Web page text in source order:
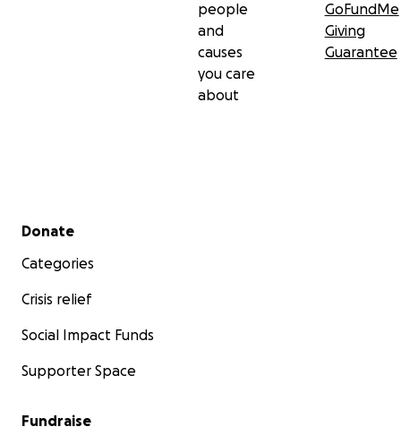
people
and
causes
you care
about
GoFundMe
Giving
Guarantee
Secondary menu
Donate
Categories
Crisis relief
Social Impact Funds
Supporter Space
Fundraise